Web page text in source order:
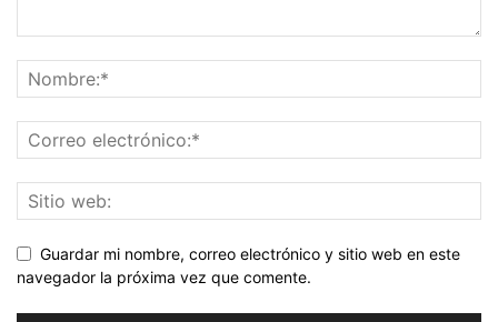
Guardar mi nombre, correo electrónico y sitio web en este
navegador la próxima vez que comente.